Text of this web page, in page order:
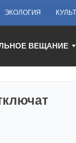
ЭКОЛОГИЯ
ВЕЩАНИЕ